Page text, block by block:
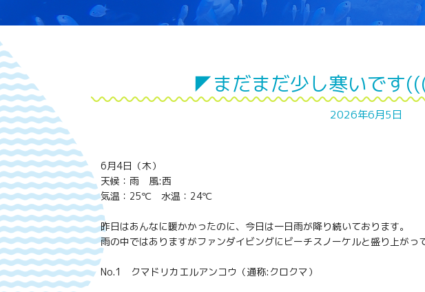
◤まだまだ少し寒いです
2026年6月5日
6月4日（木）
天候：雨 風:西
気温：25℃ 水温：24℃
昨日はあんなに暖かかったのに、今日は一日雨が降り続いております。
雨の中ではありますがファンダイビングにビーチスノーケルと盛り上がっ
No.1 クマドリカエルアンコウ（通称:クロクマ）